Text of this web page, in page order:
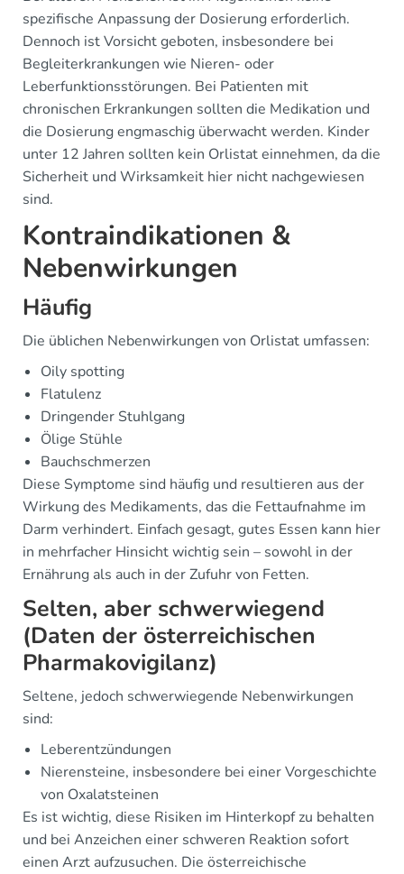
spezifische Anpassung der Dosierung erforderlich.
Dennoch ist Vorsicht geboten, insbesondere bei
Begleiterkrankungen wie Nieren- oder
Leberfunktionsstörungen. Bei Patienten mit
chronischen Erkrankungen sollten die Medikation und
die Dosierung engmaschig überwacht werden. Kinder
unter 12 Jahren sollten kein Orlistat einnehmen, da die
Sicherheit und Wirksamkeit hier nicht nachgewiesen
sind.
Kontraindikationen &
Nebenwirkungen
Häufig
Die üblichen Nebenwirkungen von Orlistat umfassen:
Oily spotting
Flatulenz
Dringender Stuhlgang
Ölige Stühle
Bauchschmerzen
Diese Symptome sind häufig und resultieren aus der
Wirkung des Medikaments, das die Fettaufnahme im
Darm verhindert. Einfach gesagt, gutes Essen kann hier
in mehrfacher Hinsicht wichtig sein – sowohl in der
Ernährung als auch in der Zufuhr von Fetten.
Selten, aber schwerwiegend
(Daten der österreichischen
Pharmakovigilanz)
Seltene, jedoch schwerwiegende Nebenwirkungen
sind:
Leberentzündungen
Nierensteine, insbesondere bei einer Vorgeschichte
von Oxalatsteinen
Es ist wichtig, diese Risiken im Hinterkopf zu behalten
und bei Anzeichen einer schweren Reaktion sofort
einen Arzt aufzusuchen. Die österreichische